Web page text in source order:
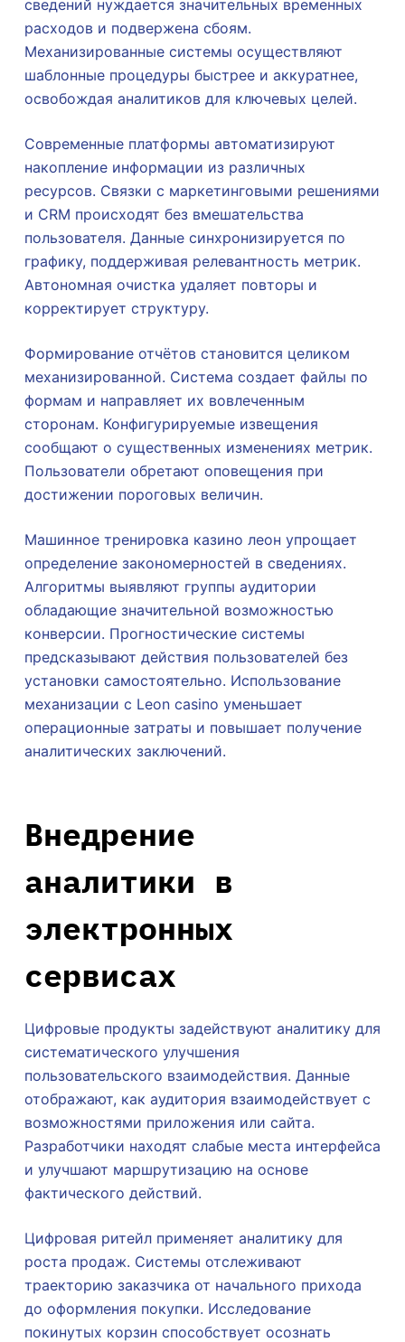
сведений нуждается значительных временных
расходов и подвержена сбоям.
Механизированные системы осуществляют
шаблонные процедуры быстрее и аккуратнее,
освобождая аналитиков для ключевых целей.
Современные платформы автоматизируют
накопление информации из различных
ресурсов. Связки с маркетинговыми решениями
и CRM происходят без вмешательства
пользователя. Данные синхронизируется по
графику, поддерживая релевантность метрик.
Автономная очистка удаляет повторы и
корректирует структуру.
Формирование отчётов становится целиком
механизированной. Система создает файлы по
формам и направляет их вовлеченным
сторонам. Конфигурируемые извещения
сообщают о существенных изменениях метрик.
Пользователи обретают оповещения при
достижении пороговых величин.
Машинное тренировка казино леон упрощает
определение закономерностей в сведениях.
Алгоритмы выявляют группы аудитории
обладающие значительной возможностью
конверсии. Прогностические системы
предсказывают действия пользователей без
установки самостоятельно. Использование
механизации с Leon casino уменьшает
операционные затраты и повышает получение
аналитических заключений.
Внедрение
аналитики в
электронных
сервисах
Цифровые продукты задействуют аналитику для
систематического улучшения
пользовательского взаимодействия. Данные
отображают, как аудитория взаимодействует с
возможностями приложения или сайта.
Разработчики находят слабые места интерфейса
и улучшают маршрутизацию на основе
фактического действий.
Цифровая ритейл применяет аналитику для
роста продаж. Системы отслеживают
траекторию заказчика от начального прихода
до оформления покупки. Исследование
покинутых корзин способствует осознать